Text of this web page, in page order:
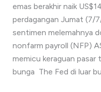
emas berakhir naik
perdagangan Jumat (7/
sentimen melemahnya
nonfarm payroll (NFP)
memicu keraguan pasar
bunga The Fed di luar